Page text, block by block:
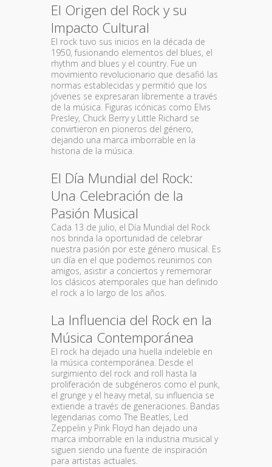
El Origen del Rock y su
Impacto Cultural
El rock tuvo sus inicios en la década de
1950, fusionando elementos del blues, el
rhythm and blues y el country. Fue un
movimiento revolucionario que desafió las
normas establecidas y permitió que los
jóvenes se expresaran libremente a través
de la música. Figuras icónicas como Elvis
Presley, Chuck Berry y Little Richard se
convirtieron en pioneros del género,
dejando una marca imborrable en la
historia de la música.
El Día Mundial del Rock:
Una Celebración de la
Pasión Musical
Cada 13 de julio, el Día Mundial del Rock
nos brinda la oportunidad de celebrar
nuestra pasión por este género musical. Es
un día en el que podemos reunirnos con
amigos, asistir a conciertos y rememorar
los clásicos atemporales que han definido
el rock a lo largo de los años.
La Influencia del Rock en la
Música Contemporánea
El rock ha dejado una huella indeleble en
la música contemporánea. Desde el
surgimiento del rock and roll hasta la
proliferación de subgéneros como el punk,
el grunge y el heavy metal, su influencia se
extiende a través de generaciones. Bandas
legendarias como The Beatles, Led
Zeppelin y Pink Floyd han dejado una
marca imborrable en la industria musical y
siguen siendo una fuente de inspiración
para artistas actuales.